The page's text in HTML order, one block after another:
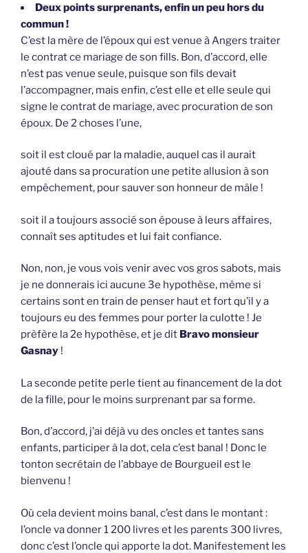
Deux points surprenants, enfin un peu hors du
commun !
C’est la mère de l’époux qui est venue à Angers traiter
le contrat ce mariage de son fills. Bon, d’accord, elle
n’est pas venue seule, puisque son fils devait
l’accompagner, mais enfin, c’est elle et elle seule qui
signe le contrat de mariage, avec procuration de son
époux. De 2 choses l’une,
soit il est cloué par la maladie, auquel cas il aurait
ajouté dans sa procuration une petite allusion à son
empêchement, pour sauver son honneur de mâle !
soit il a toujours associé son épouse à leurs affaires,
connaît ses aptitudes et lui fait confiance.
Non, non, je vous vois venir avec vos gros sabots, mais
je ne donnerais ici aucune 3e hypothèse, même si
certains sont en train de penser haut et fort qu’il y a
toujours eu des femmes pour porter la culotte ! Je
prèfère la 2e hypothèse, et je dit Bravo monsieur
Gasnay !
La seconde petite perle tient au financement de la dot
de la fille, pour le moins surprenant par sa forme.
Bon, d’accord, j’ai déjà vu des oncles et tantes sans
enfants, participer à la dot, cela c’est banal ! Donc le
tonton secrétain de l’abbaye de Bourgueil est le
bienvenu !
Où cela devient moins banal, c’est dans le montant :
l’oncle va donner 1 200 livres et les parents 300 livres,
donc c’est l’oncle qui apporte la dot. Manifestement les